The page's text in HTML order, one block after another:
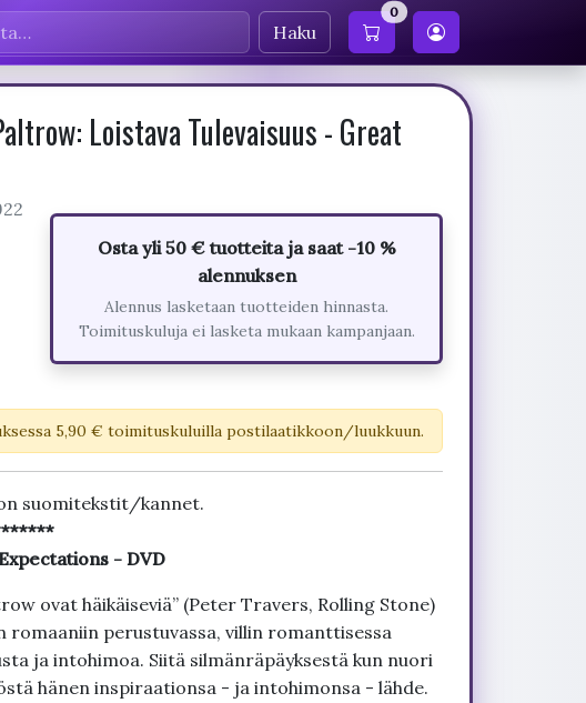
Haku
0
Loistava Tulevaisuus - Great
Osta yli 50 € tuotteita ja saat -10 %
alennuksen
Alennus lasketaan tuotteiden hinnasta.
Toimituskuluja ei lasketa mukaan kampanjaan.
5,90 € toimituskuluilla postilaatikkoon/luukkuun.
suomitekstit/kannet.
- DVD
ovat häikäiseviä” (Peter Travers, Rolling Stone)
romaaniin perustuvassa, villin romanttisessa
ja intohimoa. Siitä silmänräpäyksestä kun nuori
hänen inspiraationsa - ja intohimonsa - lähde.